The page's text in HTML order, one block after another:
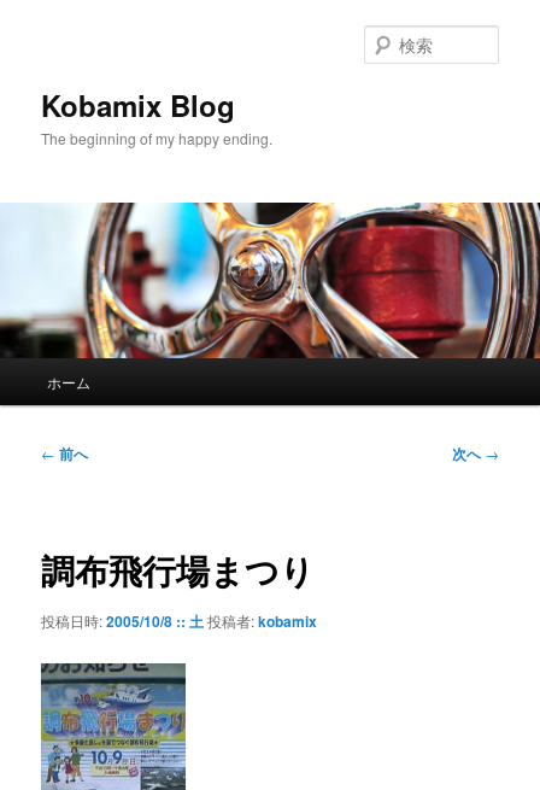
Kobamix Blog
The beginning of my happy ending.
索
ホーム
投
ゲ
ー
ョ
← 前へ 次へ→
調布飛行場まつり
投稿日時:2005/10/8 :: 土投稿者:kobamix